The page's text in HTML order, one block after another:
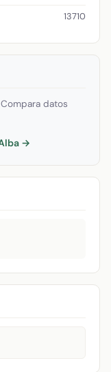
13710
datos
→